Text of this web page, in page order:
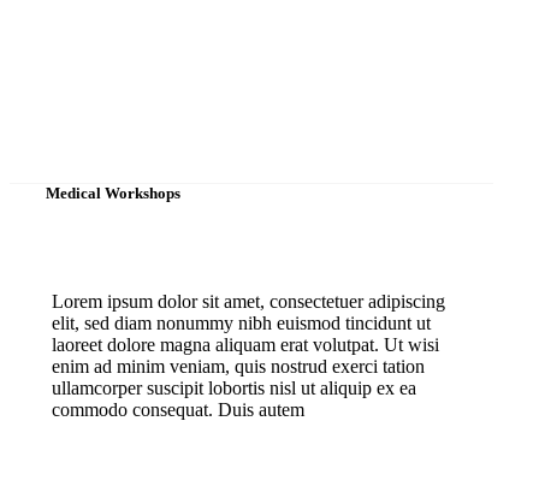
Medical Workshops
Lorem ipsum dolor sit amet, consectetuer adipiscing
elit, sed diam nonummy nibh euismod tincidunt ut
laoreet dolore magna aliquam erat volutpat. Ut wisi
enim ad minim veniam, quis nostrud exerci tation
ullamcorper suscipit lobortis nisl ut aliquip ex ea
commodo consequat. Duis autem